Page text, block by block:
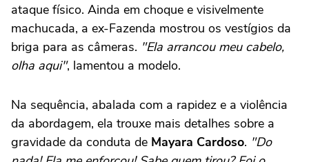
ataque físico. Ainda em choque e visivelmente
machucada, a ex-Fazenda mostrou os vestígios da
briga para as câmeras. "Ela arrancou meu cabelo,
olha aqui", lamentou a modelo.
Na sequência, abalada com a rapidez e a violência
da abordagem, ela trouxe mais detalhes sobre a
gravidade da conduta de Mayara Cardoso. "Do